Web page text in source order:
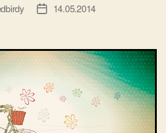
Дата14.05.2014